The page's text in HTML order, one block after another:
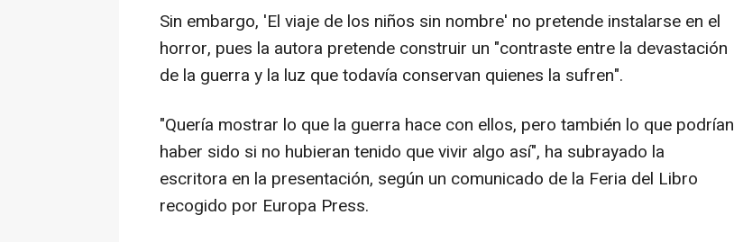
Sin embargo, 'El viaje de los niños sin nombre' no pretende instalarse en el
horror, pues la autora pretende construir un "contraste entre la devastación
de la guerra y la luz que todavía conservan quienes la sufren".
"Quería mostrar lo que la guerra hace con ellos, pero también lo que podrían
haber sido si no hubieran tenido que vivir algo así", ha subrayado la
escritora en la presentación, según un comunicado de la Feria del Libro
recogido por Europa Press.